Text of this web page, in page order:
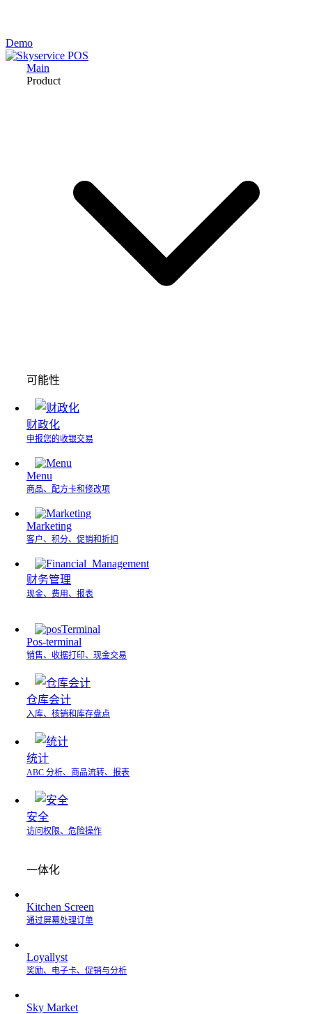
Demo
Main
Product
可能性
财政化
申报您的收银交易
Menu
商品、配方卡和修改项
Marketing
客户、积分、促销和折扣
财务管理
现金、费用、报表
Pos-terminal
销售、收据打印、现金交易
仓库会计
入库、核销和库存盘点
统计
ABC 分析、商品流转、报表
安全
访问权限、危险操作
一体化
Kitchen Screen
通过屏幕处理订单
Loyallyst
奖励、电子卡、促销与分析
Sky Market